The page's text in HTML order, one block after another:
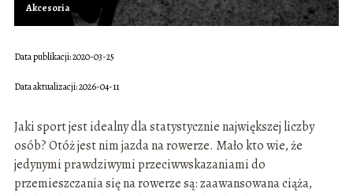
Akcesoria
Data publikacji: 2020-03-25
Data aktualizacji: 2026-04-11
Jaki sport jest idealny dla statystycznie największej liczby
osób? Otóż jest nim jazda na rowerze. Mało kto wie, że
jedynymi prawdziwymi przeciwwskazaniami do
przemieszczania się na rowerze są: zaawansowana ciąża,